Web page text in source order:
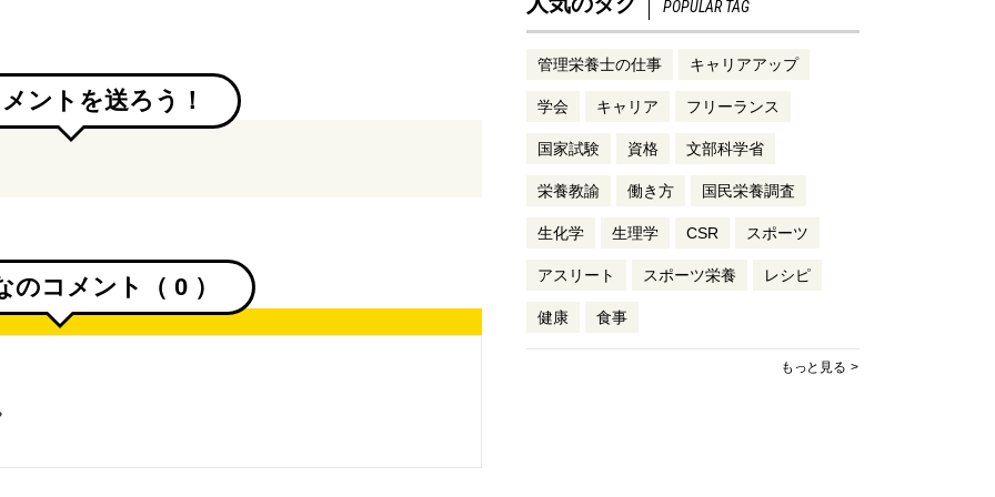
ントを送ろう！
のコメント（ 0 ）
POPULAR TAG
管理栄養士の仕事 キャリアアップ
学会 キャリア フリーランス
国家試験 資格 文部科学省
栄養教諭 働き方 国民栄養調査
生化学 生理学 CSR スポーツ
アスリート スポーツ栄養 レシピ
健康 食事
もっと見る